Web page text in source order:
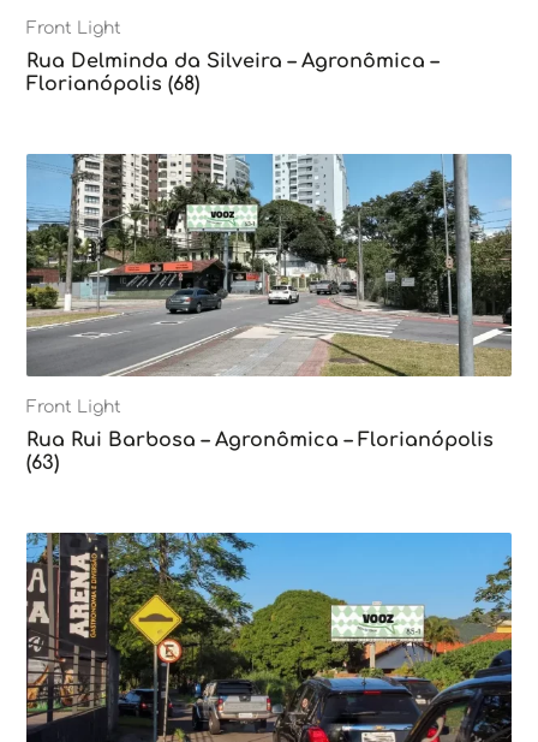
Front Light
Rua Delminda da Silveira – Agronômica –
Florianópolis (68)
Front Light
Rua Rui Barbosa – Agronômica – Florianópolis
(63)